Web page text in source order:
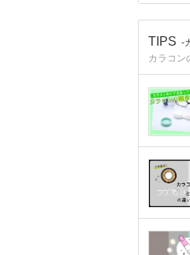
TIPS -
カラコン